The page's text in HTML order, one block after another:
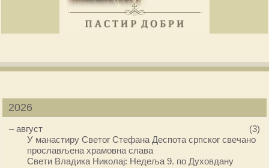
2026
–август
(3)
У манастиру Светог Стефана Деспота српског свечано
прослављена храмовна слава
Свети Владика Николај: Недеља 9. по Духовдану